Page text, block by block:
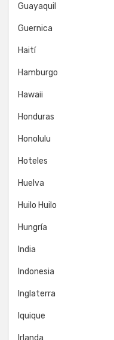
Guayaquil
Guernica
Haití
Hamburgo
Hawaii
Honduras
Honolulu
Hoteles
Huelva
Huilo Huilo
Hungría
India
Indonesia
Inglaterra
Iquique
Irlanda